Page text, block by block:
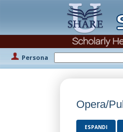
Persona
Opera/
ESPANDI